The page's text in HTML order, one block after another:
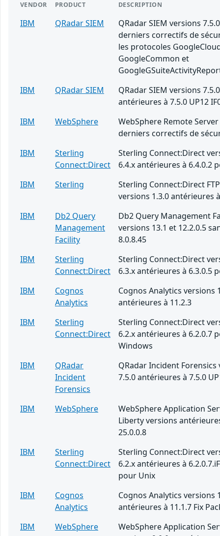
VENDOR PRODUCT DESCRIPTION
IBM QRadar SIEM
QRadar SIEM versions
derniers correctifs de
les protocoles
GoogleCommon et
IBM
QRadar SIEM
QRadar SIEM versions 7.5.0
antérieures à 7.5.0 UP12
IBM
WebSphere
WebSphere Remote
derniers correctifs de
IBM
Sterling
Connect:Direct
Sterling Connect:Direct
6.4.x antérieures à 6.4.0.2
IBM
Sterling
Sterling Connect:Direct
versions 1.3.0 antérieures
IBM
Db2 Query
Management
Facility
Db2 Query Management
versions 13.1 et 12.2.0.5
8.0.8.45
IBM
Sterling
Connect:Direct
Sterling Connect:Direct
6.3.x antérieures à 6.3.0.5
IBM
Cognos
Analytics
Cognos Analytics versions
antérieures à 11.2.3
IBM
Sterling
Connect:Direct
Sterling Connect:Direct
6.2.x antérieures à 6.2.0.7
Windows
IBM
QRadar
Incident
Forensics
QRadar Incident Forensics
7.5.0 antérieures à 7.5.0
IBM WebSphere
WebSphere Application
Liberty versions
25.0.0.8
IBM
Sterling
Connect:Direct
Sterling Connect:Direct
6.2.x antérieures à
pour Unix
IBM
Cognos
Analytics
Cognos Analytics versions
antérieures à 11.1.7 Fix
IBM
WebSphere
WebSphere Application